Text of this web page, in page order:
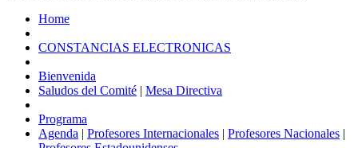
Home
CONSTANCIAS ELECTRONICAS
Bienvenida
Saludos del Comité
Mesa Directiva
Programa
Agenda
Profesores Internacionales Profesores Nacionales